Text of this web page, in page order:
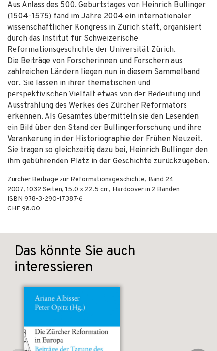
Aus Anlass des 500. Geburtstages von Heinrich Bullinger
(1504–1575) fand im Jahre 2004 ein internationaler
wissenschaftlicher Kongress in Zürich statt, organisiert
durch das Institut für Schweizerische
Reformationsgeschichte der Universität Zürich.
Die Beiträge von Forscherinnen und Forschern aus
zahlreichen Ländern liegen nun in diesem Sammelband
vor. Sie lassen in ihrer thematischen und
perspektivischen Vielfalt etwas von der Bedeutung und
Ausstrahlung des Werkes des Zürcher Reformators
erkennen. Als Gesamtes übermitteln sie den Lesenden
ein Bild über den Stand der Bullingerforschung und ihre
Verankerung in der Historiographie der Frühen Neuzeit.
Sie tragen so gleichzeitig dazu bei, Heinrich Bullinger den
ihm gebührenden Platz in der Geschichte zurückzugeben.
Zürcher Beiträge zur Reformationsgeschichte, Band 24
2007, 1032 Seiten, 15.0 x 22.5 cm, Hardcoverin 2 Bänden
ISBN 978-3-290-17387-6
CHF 98.00
Das könnte Sie auch
interessieren